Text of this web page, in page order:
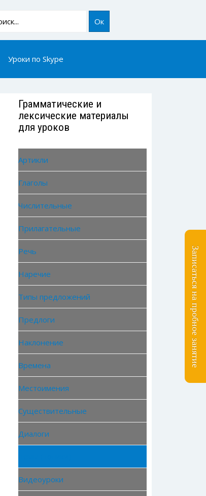
Ок
Уроки по Skype
Грамматические и
лексические материалы
для уроков
Артикли
Глаголы
Числительные
Прилагательные
Речь
Наречие
Типы предложений
Предлоги
Наклонение
Времена
Местоимения
Существительные
Диалоги
Видеоуроки
Записаться на пробное занятие